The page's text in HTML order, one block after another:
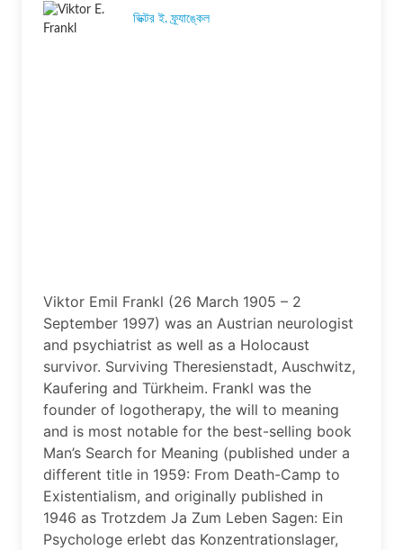
ভিক্টর ই. ফ্র্যাঙ্কেল
Viktor Emil Frankl (26 March 1905 – 2
September 1997) was an Austrian neurologist
and psychiatrist as well as a Holocaust
survivor. Surviving Theresienstadt, Auschwitz,
Kaufering and Türkheim. Frankl was the
founder of logotherapy, the will to meaning
and is most notable for the best-selling book
Man’s Search for Meaning (published under a
different title in 1959: From Death-Camp to
Existentialism, and originally published in
1946 as Trotzdem Ja Zum Leben Sagen: Ein
Psychologe erlebt das Konzentrationslager,